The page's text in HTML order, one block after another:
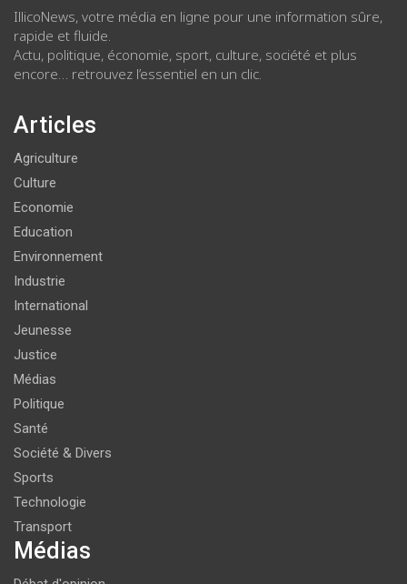
IllicoNews, votre média en ligne pour une information sûre,
rapide et fluide.
Actu, politique, économie, sport, culture, société et plus
encore… retrouvez l’essentiel en un clic.
Articles
Agriculture
Culture
Economie
Education
Environnement
Industrie
International
Jeunesse
Justice
Médias
Politique
Santé
Société & Divers
Sports
Technologie
Transport
Médias